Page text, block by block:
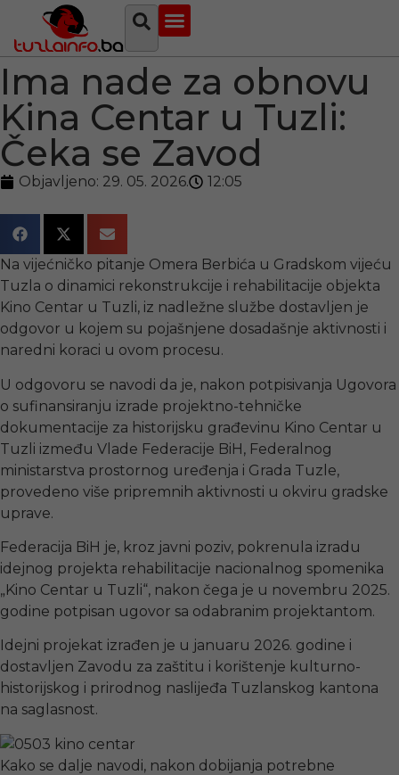
Ima nade za obnovu
Kina Centar u Tuzli:
Čeka se Zavod
Objavljeno: 29. 05. 2026. 12:05
Na vijećničko pitanje Omera Berbića u Gradskom vijeću
Tuzla o dinamici rekonstrukcije i rehabilitacije objekta
Kino Centar u Tuzli, iz nadležne službe dostavljen je
odgovor u kojem su pojašnjene dosadašnje aktivnosti i
naredni koraci u ovom procesu.
U odgovoru se navodi da je, nakon potpisivanja Ugovora
o sufinansiranju izrade projektno-tehničke
dokumentacije za historijsku građevinu Kino Centar u
Tuzli između Vlade Federacije BiH, Federalnog
ministarstva prostornog uređenja i Grada Tuzle,
provedeno više pripremnih aktivnosti u okviru gradske
uprave.
Federacija BiH je, kroz javni poziv, pokrenula izradu
idejnog projekta rehabilitacije nacionalnog spomenika
„Kino Centar u Tuzli“, nakon čega je u novembru 2025.
godine potpisan ugovor sa odabranim projektantom.
Idejni projekat izrađen je u januaru 2026. godine i
dostavljen Zavodu za zaštitu i korištenje kulturno-
historijskog i prirodnog naslijeđa Tuzlanskog kantona
na saglasnost.
Kako se dalje navodi, nakon dobijanja potrebne